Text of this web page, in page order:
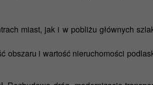
miast, jak i w pobliżu głównych
obszaru i wartość nieruchomości